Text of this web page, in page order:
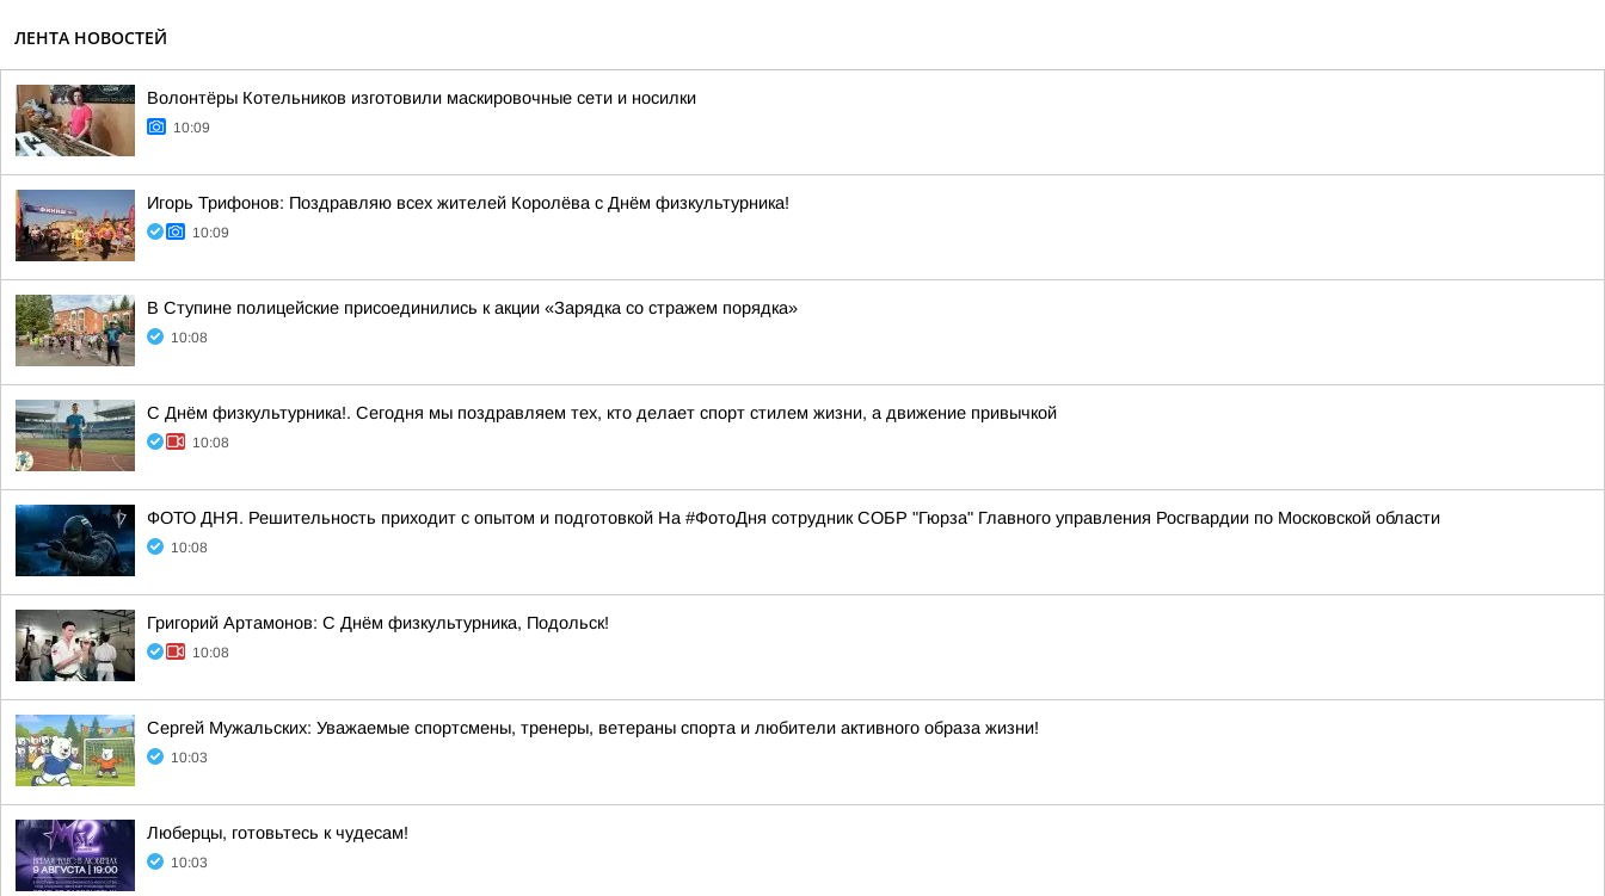
ЛЕНТА НОВОСТЕЙ
Волонтёры Котельников изготовили маскировочные сети и носилки
10:09
Игорь Трифонов: Поздравляю всех жителей Королёва с Днём физкультурника!
10:09
В Ступине полицейские присоединились к акции «Зарядка со стражем порядка»
10:08
С Днём физкультурника!. Сегодня мы поздравляем тех, кто делает спорт стилем жизни, а движение привычкой
10:08
ФОТО ДНЯ. Решительность приходит с опытом и подготовкой На #ФотоДня сотрудник СОБР "Гюрза" Главного управления Росгвардии по Московской области
10:08
Григорий Артамонов: С Днём физкультурника, Подольск!
10:08
Сергей Мужальских: Уважаемые спортсмены, тренеры, ветераны спорта и любители активного образа жизни!
10:03
Люберцы, готовьтесь к чудесам!
10:03